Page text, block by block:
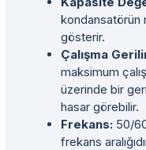
kondansatörün
gösterir.
Çalışma
maksimum
üzerinde bir
hasar görebilir.
Frekans: 50/
frekans